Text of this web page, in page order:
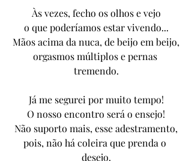
Às vezes, fecho os olhos e vejo
o que poderíamos estar vivendo...
Mãos acima da nuca, de beijo em beijo,
orgasmos múltiplos e pernas
tremendo.
Já me segurei por muito tempo!
O nosso encontro será o ensejo!
Não suporto mais, esse adestramento,
pois, não há coleira que prenda o
desejo.